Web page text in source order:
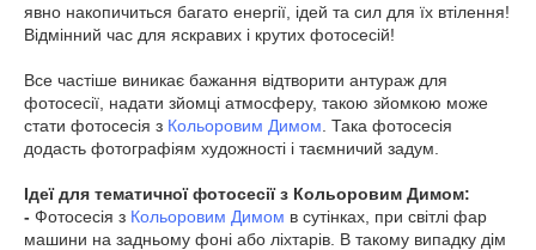
явно накопичиться багато енергії, ідей та сил для їх втілення!
Відмінний час для яскравих і крутих фотосесій!
Все частіше виникає бажання відтворити антураж для
фотосесії, надати зйомці атмосферу, такою зйомкою може
стати фотосесія з Кольоровим Димом . Така фотосесія
додасть фотографіям художності і таємничий задум.
Ідеї для тематичної фотосесії з Кольоровим Димом:
- Фотосесія з Кольоровим Димом в сутінках, при світлі фар
машини на задньому фоні або ліхтарів. В такому випадку дім